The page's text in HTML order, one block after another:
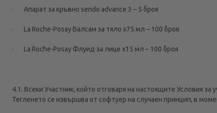
· Апарат за кръвно sendo advance 3 – 5 броя
· La Roche-Posay Балсам за тяло х75 мл – 100 броя
· La Roche-Posay Флуид за лице х15 мл – 100 броя
4.1. Всеки Участник, който отговаря на настоящите Условия
Тегленето се извършва от софтуер на случаен принцип, в